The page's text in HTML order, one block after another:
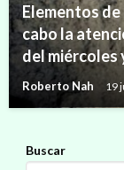
Elementos
cabo la
del miércoles
Roberto Nah 19
Buscar